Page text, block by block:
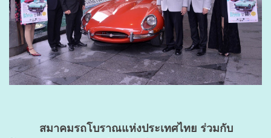
สมาคมรถโบราณแห่งประเทศไทย ร่วมกับ